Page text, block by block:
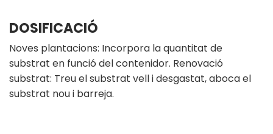
DOSIFICACIÓ
Noves plantacions: Incorpora la quantitat de
substrat en funció del contenidor. Renovació
substrat: Treu el substrat vell i desgastat, aboca el
substrat nou i barreja.